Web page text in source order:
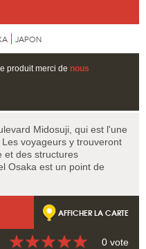
JAPON
produit merci de nous
Midosuji, qui est l'une
voyageurs y trouveront
et des structures
Osaka est un point de
AFFICHER LA CARTE
0 vote